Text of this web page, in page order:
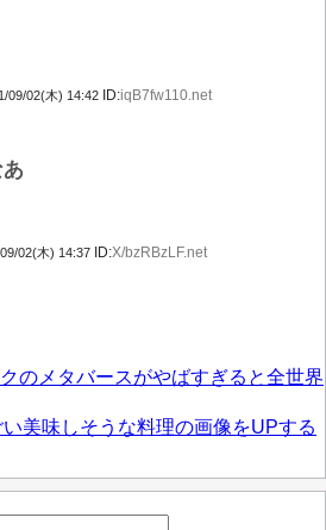
09/02(木) 14:42 ID:iqB7fw110.net
02(木) 14:37 ID:X/bzRBzLF.net
のメタバースがやばすぎると全世界
い美味しそうな料理の画像をUPする